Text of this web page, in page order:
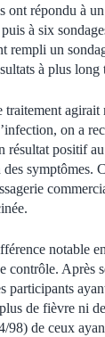
ont répondu à
à six
rempli un
à plus long
traitement agirait
on a
résultat positif
symptômes.
notable
contrôle. Après
participants
de fièvre ni
98) de ceux